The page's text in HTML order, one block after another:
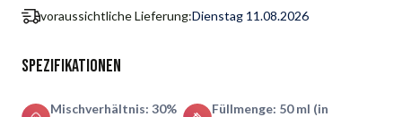
voraussichtliche Lieferung:Dienstag 11.08.2026
Spezifikationen
Mischverhältnis: 30%
Füllmenge: 50 ml (in